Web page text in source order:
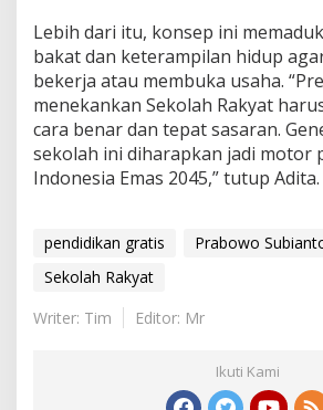
Lebih dari itu, konsep ini
bakat dan keterampilan hidup
bekerja atau membuka usaha.
menekankan Sekolah Rakyat
cara benar dan tepat sasaran.
sekolah ini diharapkan jadi motor
Indonesia Emas 2045,” tutup Adita.
pendidikan gratis
Prabowo
Sekolah Rakyat
Writer: Tim
Editor: Mr
Ikuti Kami